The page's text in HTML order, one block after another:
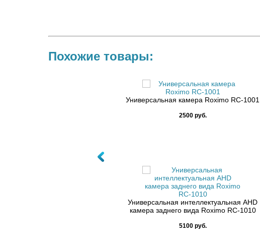
Похожие товары:
Универсальная камера Roximo RC-1001
2500 руб.
Универсальная интеллектуальная AHD
камера заднего вида Roximo RC-1010
5100 руб.